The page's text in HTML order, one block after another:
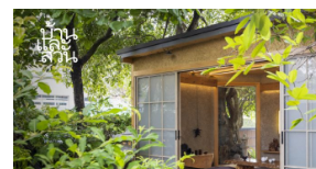
แวดล้อมรวมไปถึงเพื่อนบ้าน สิ่งเหล่านี้
ออกแบบในไซต์งานของเราครับ โดยเฉพ
แสง ในช่วงวันแสงบริเวณไหนเป็นอย่าง
ตรงไหนร่ม ผมให้ความสำคัญกับเรื่องนี้
“เรานำเสนอไอเดียการออกแบบสวนสรุ
แยกจากกัน อย่างเช่นบ้านหลังนี้ที่เลี้ยง
ๆ ที่เจ้าของบ้านแพ้แมว แต่ด้วยใจรักจึง
น้อง ๆ ถึงขั้นออกแบบ สร้างบ้าน และ ส
พวกเขาโดยเฉพาะ “คุณมาศ – ผกามาศ